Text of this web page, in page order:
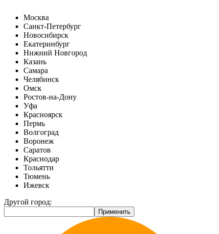
Москва
Санкт-Петербург
Новосибирск
Екатеринбург
Нижний Новгород
Казань
Самара
Челябинск
Омск
Ростов-на-Дону
Уфа
Красноярск
Пермь
Волгоград
Воронеж
Саратов
Краснодар
Тольятти
Тюмень
Ижевск
Другой город: